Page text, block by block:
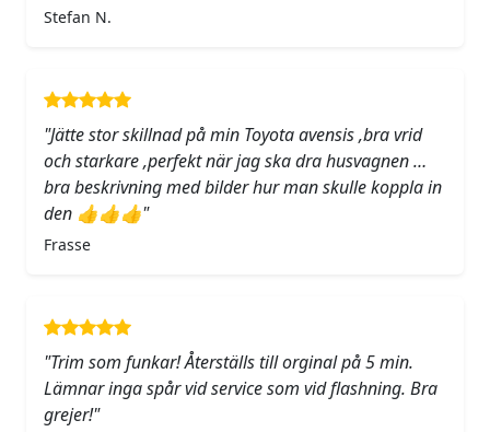
Stefan N.
"Jätte stor skillnad på min Toyota avensis ,bra vrid
och starkare ,perfekt när jag ska dra husvagnen …
bra beskrivning med bilder hur man skulle koppla in
den 👍👍👍"
Frasse
"Trim som funkar! Återställs till orginal på 5 min.
Lämnar inga spår vid service som vid flashning. Bra
grejer!"